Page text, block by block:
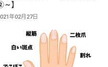
】
年02月27日